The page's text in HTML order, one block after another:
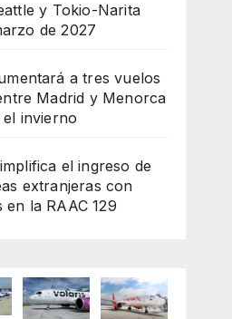
y Tokio-Narita
de 2027
a tres vuelos
Madrid y Menorca
invierno
el ingreso de
extranjeras con
en la RAAC 129